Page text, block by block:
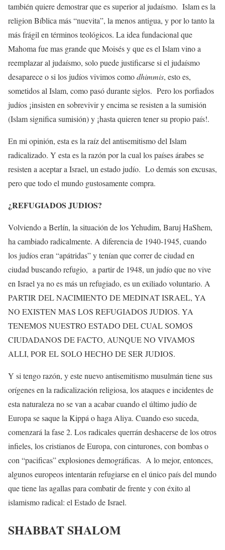
también quiere demostrar que es superior al judaísmo. Islam es la
religion Bíblica más “nuevita”, la menos antigua, y por lo tanto la
más frágil en términos teológicos. La idea fundacional que
Mahoma fue mas grande que Moisés y que es el Islam vino a
reemplazar al judaísmo, solo puede justificarse si el judaísmo
desaparece o si los judíos vivimos comodhimmis, esto es,
sometidos al Islam, como pasó durante siglos. Pero los porfiados
judíos ¡insisten en sobrevivir y encima se resisten a la sumisión
(Islam significa sumisión) y ¡hasta quieren tener su propio país!.
En mi opinión, esta es la raíz del antisemitismo del Islam
radicalizado. Y esta es la razón por la cual los países árabes se
resisten a aceptar a Israel, un estado judío. Lo demás son excusas,
pero que todo el mundo gustosamente compra.
¿REFUGIADOS JUDIOS?
Volviendo a Berlín, la situación de los Yehudim, Baruj HaShem,
ha cambiado radicalmente. A diferencia de 1940-1945, cuando
los judíos eran “apátridas” y tenían que correr de ciudad en
ciudad buscando refugio, a partir de 1948, un judío que no vive
en Israel ya no es más un refugiado, es un exiliado voluntario. A
PARTIR DEL NACIMIENTO DE MEDINAT ISRAEL, YA
NO EXISTEN MAS LOS REFUGIADOS JUDIOS. YA
TENEMOS NUESTRO ESTADO DEL CUAL SOMOS
CIUDADANOS DE FACTO, AUNQUE NO VIVAMOS
ALLI, POR EL SOLO HECHO DE SER JUDIOS.
Y si tengo razón, y este nuevo antisemitismo musulmán tiene sus
orígenes en la radicalización religiosa, los ataques e incidentes de
esta naturaleza no se van a acabar cuando el último judío de
Europa se saque la Kippá o haga Aliya. Cuando eso suceda,
comenzará la fase 2. Los radicales querrán deshacerse de los otros
infieles, los cristianos de Europa, con cinturones, con bombas o
con “pacificas” explosiones demográficas. A lo mejor, entonces,
algunos europeos intentarán refugiarse en el único país del mundo
que tiene las agallas para combatir de frente y con éxito al
islamismo radical: el Estado de Israel.
SHABBAT SHALOM